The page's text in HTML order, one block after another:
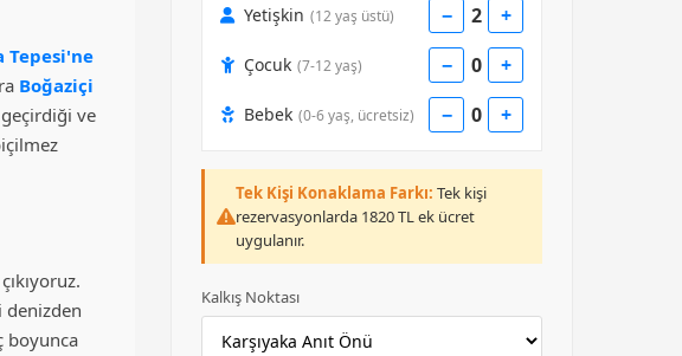
Tepesi'ne
Boğaziçi
geçirdiği ve
çıkıyoruz.
denizden
boyunca
Yetişkin (12 yaş üstü) − 2 +
Çocuk (7-12 yaş) − 0 +
Bebek (0-6 yaş, ücretsiz) − 0 +
Tek Kişi Konaklama Farkı: Tek kişi
rezervasyonlarda 1820 TL ek ücret
uygulanır.
Kalkış Noktası